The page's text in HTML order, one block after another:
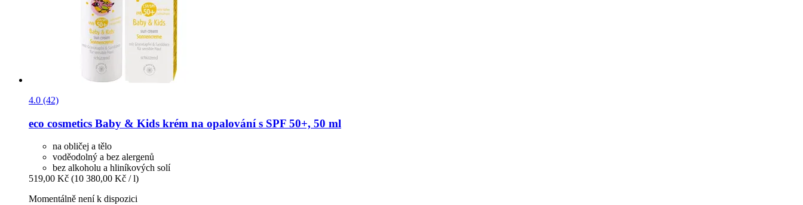
4.0 (42)
eco cosmetics Baby & Kids krém na opalování s SPF 50+, 50 ml
na obličej a tělo
voděodolný a bez alergenů
bez alkoholu a hliníkových solí
519,00 Kč (10 380,00 Kč / l)
Momentálně není k dispozici